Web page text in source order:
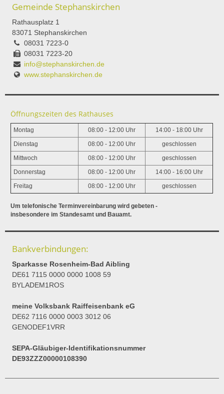
Gemeinde Stephanskirchen
Rathausplatz 1
83071 Stephanskirchen
08031 7223-0
08031 7223-20
info@stephanskirchen.de
www.stephanskirchen.de
Öffnungszeiten des Rathauses
Montag 08:00 - 12:00 Uhr 14:00 - 18:00 Uhr
Dienstag 08:00 - 12:00 Uhr geschlossen
Mittwoch 08:00 - 12:00 Uhr geschlossen
Donnerstag 08:00 - 12:00 Uhr 14:00 - 16:00 Uhr
Freitag 08:00 - 12:00 Uhr geschlossen
Um telefonische Terminvereinbarung wird gebeten -
insbesondere im Standesamt und Bauamt.
Bankverbindungen:
Sparkasse Rosenheim-Bad Aibling
DE61 7115 0000 0000 1008 59
BYLADEM1ROS
meine Volksbank Raiffeisenbank eG
DE62 7116 0000 0003 3012 06
GENODEF1VRR
SEPA-Gläubiger-Identifikationsnummer
DE93ZZZ00000108390